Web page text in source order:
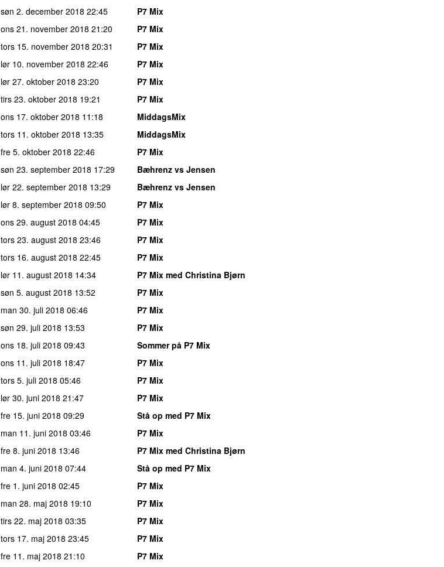
søn 2. december 2018 22:45
P7 Mix
ons 21. november 2018 21:20
P7 Mix
tors 15. november 2018 20:31
P7 Mix
lør 10. november 2018 22:46
P7 Mix
lør 27. oktober 2018 23:20
P7 Mix
tirs 23. oktober 2018 19:21
P7 Mix
ons 17. oktober 2018 11:18
MiddagsMix
tors 11. oktober 2018 13:35
MiddagsMix
fre 5. oktober 2018 22:46
P7 Mix
søn 23. september 2018 17:29
Bæhrenz vs Jensen
lør 22. september 2018 13:29
Bæhrenz vs Jensen
lør 8. september 2018 09:50
P7 Mix
ons 29. august 2018 04:45
P7 Mix
tors 23. august 2018 23:46
P7 Mix
tors 16. august 2018 22:45
P7 Mix
lør 11. august 2018 14:34
P7 Mix med Christina Bjørn
søn 5. august 2018 13:52
P7 Mix
man 30. juli 2018 06:46
P7 Mix
søn 29. juli 2018 13:53
P7 Mix
ons 18. juli 2018 09:43
Sommer på P7 Mix
ons 11. juli 2018 18:47
P7 Mix
tors 5. juli 2018 05:46
P7 Mix
lør 30. juni 2018 21:47
P7 Mix
fre 15. juni 2018 09:29
Stå op med P7 Mix
man 11. juni 2018 03:46
P7 Mix
fre 8. juni 2018 13:46
P7 Mix med Christina Bjørn
man 4. juni 2018 07:44
Stå op med P7 Mix
fre 1. juni 2018 02:45
P7 Mix
man 28. maj 2018 19:10
P7 Mix
tirs 22. maj 2018 03:35
P7 Mix
tors 17. maj 2018 23:45
P7 Mix
fre 11. maj 2018 21:10 P7 Mix